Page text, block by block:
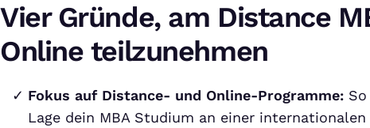
Vier Gründe, am Distance
Online teilzunehmen
Fokus auf Distance- und Online-Programme:
Lage dein MBA Studium an einer internationalen